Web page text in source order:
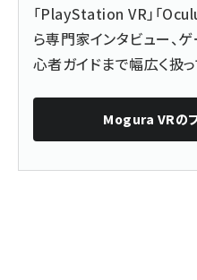
「PlayStation VR」「
ら専門家インタビュー、
心者ガイドまで幅広く扱っ
Mogura VRの